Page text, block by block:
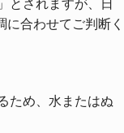
とされますが、日
合わせてご判断く
ため、水またはぬ